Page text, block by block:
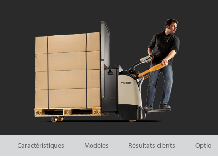
Caractéristiques Modèles Résultats clients